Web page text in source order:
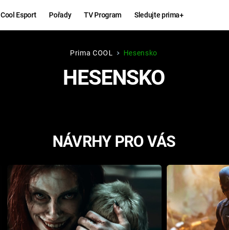
Cool Esport Pořady TV Program Sledujte prima+
Hry
KINGDOM
DELIVERANCE
ESPORT
CHUCK
NORRIS
Prima COOL Hesensko
HESENSKO
NÁVRHY PRO VÁS